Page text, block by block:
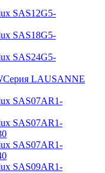
SAS12G5-
SAS18G5-
SAS24G5-
Серия LAUSANNE
SAS07AR1-
SAS07AR1-
SAS07AR1-
SAS09AR1-